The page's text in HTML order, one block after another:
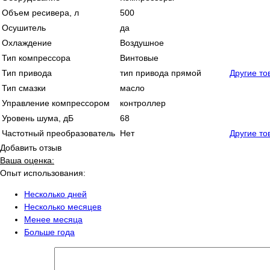
Объем ресивера, л
500
Осушитель
да
Охлаждение
Воздушное
Тип компрессора
Винтовые
Тип привода
тип привода прямой
Другие
Тип смазки
масло
Управление компрессором
контроллер
Уровень шума, дБ
68
Частотный преобразователь Нет
Другие
Добавить отзыв
Ваша оценка:
Опыт использования:
Несколько дней
Несколько месяцев
Менее месяца
Больше года